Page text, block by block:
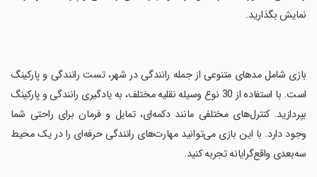
نمایش بگذارید.
‏بازی شامل مدهای متنوعی از جمله رانندگی در شهر، تست رانندگی و پارکینگ
است. با استفاده از 30 نوع وسیله نقلیه مختلف، به یادگیری رانندگی و پارکینگ
بپردازید. کنترل‌های مختلفی مانند دکمه‌ای، تمایل و فرمان برای راحتی شما
وجود دارد. با این بازی می‌توانید مهارت‌های رانندگی حرفه‌ای را در یک محیط
سه‌بعدی واقع‌گرایانه تجربه کنید.